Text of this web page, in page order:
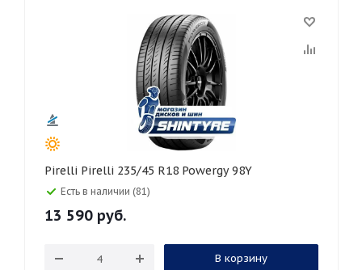
Pirelli Pirelli 235/45 R18 Powergy 98Y
Есть в наличии (81)
13 590 руб.
В корзину